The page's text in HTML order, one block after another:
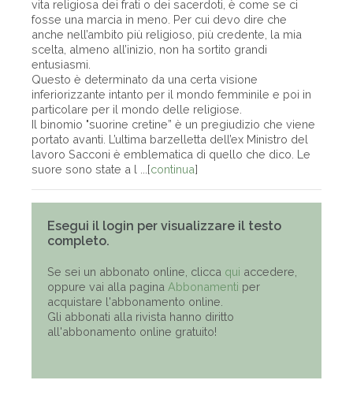
vita religiosa dei frati o dei sacerdoti, è come se ci
fosse una marcia in meno. Per cui devo dire che
anche nell’ambito più religioso, più credente, la mia
scelta, almeno all’inizio, non ha sortito grandi
entusiasmi.
Questo è determinato da una certa visione
inferiorizzante intanto per il mondo femminile e poi in
particolare per il mondo delle religiose.
Il binomio "suorine cretine” è un pregiudizio che viene
portato avanti. L’ultima barzelletta dell’ex Ministro del
lavoro Sacconi è emblematica di quello che dico. Le
suore sono state a l ...[continua]
Esegui il login per visualizzare il testo
completo.
Se sei un abbonato online, clicca qui accedere,
oppure vai alla pagina Abbonamenti per
acquistare l'abbonamento online.
Gli abbonati alla rivista hanno diritto
all'abbonamento online gratuito!